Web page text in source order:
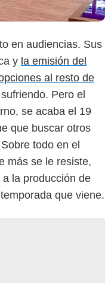
en audiencias. Sus
y la emisión del
al resto de
Pero el
se acaba el 19
que buscar otros
todo en el
más se le resiste,
la producción de
que viene.